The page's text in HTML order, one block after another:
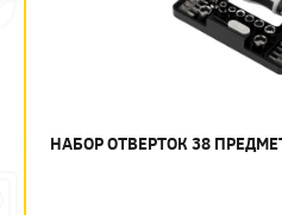
НАБОР ОТВЕРТОК 38